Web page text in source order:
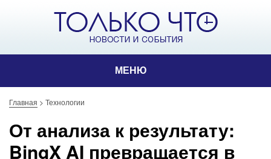
МЕНЮ
Главная > Технологии
От анализа к результату:
BingX AI превращается в